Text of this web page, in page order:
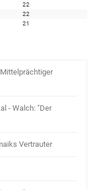
22
22
21
- Walch: "Der
Vertrauter